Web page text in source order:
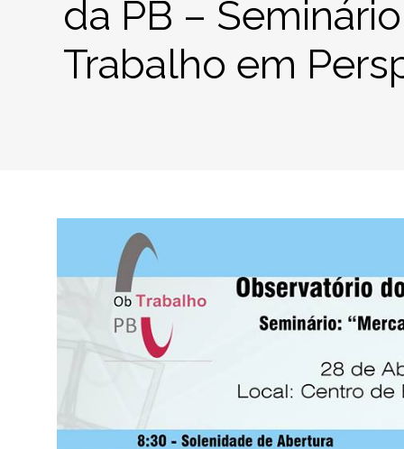
da PB –
Trabalho em